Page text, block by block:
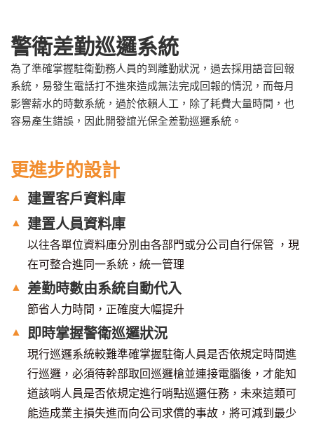
警衛差勤巡邏系統
為了準確掌握駐衛勤務人員的到離勤狀況，過去採用語音回報
系統，易發生電話打不進來造成無法完成回報的情況，而每月
影響薪水的時數系統，過於依賴人工，除了耗費大量時間，也
容易產生錯誤，因此開發誼光保全差勤巡邏系統。
更進步的設計
▲ 建置客戶資料庫
▲ 建置人員資料庫
以往各單位資料庫分別由各部門或分公司自行保管 ，現
在可整合進同一系統，統一管理
▲
差勤時數由系統自動代入
節省人力時間，正確度大幅提升
▲
即時掌握警衛巡邏狀況
現行巡邏系統較難準確掌握駐衛人員是否依規定時間進
行巡邏，必須待幹部取回巡邏槍並連接電腦後，才能知
道該哨人員是否依規定進行哨點巡邏任務，未來這類可
能造成業主損失進而向公司求償的事故，將可減到最少